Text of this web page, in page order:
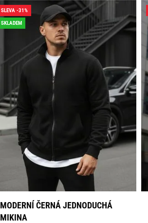
SLEVA -31%
SKLADEM
MODERNÍ ČERNÁ JEDNODUCHÁ
MIKINA